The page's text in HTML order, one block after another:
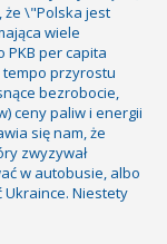
że \"Polska jest
wiele
PKB per capita
tempo przyrostu
bezrobocie,
ceny paliw i energii
się nam, że
zwyzywał
w autobusie, albo
Ukraince. Niestety